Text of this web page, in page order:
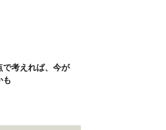
で考えれば、今が
も